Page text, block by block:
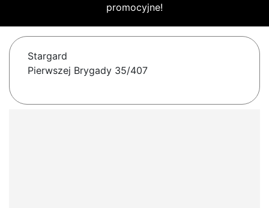
promocyjne!
Stargard
Pierwszej Brygady 35/407